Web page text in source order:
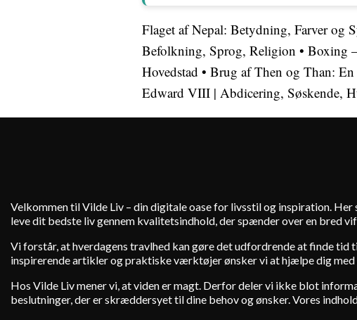
Flaget af Nepal: Betydning, Farver og
Befolkning, Sprog, Religion • Boxing
Hovedstad • Brug af Then og Than: En
Edward VIII | Abdicering, Søskende,
Velkommen til Vilde Liv – din digitale oase for livsstil og inspiration.
leve dit bedste liv gennem kvalitetsindhold, der spænder over en bred
Vi forstår, at hverdagens travlhed kan gøre det udfordrende at finde
inspirerende artikler og praktiske værktøjer ønsker vi at hjælpe dig med
Hos Vilde Liv mener vi, at viden er magt. Derfor deler vi ikke blot
beslutninger, der er skræddersyet til dine behov og ønsker. Vores